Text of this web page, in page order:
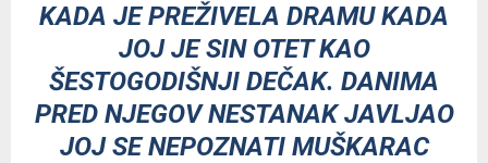
KADA JE PREŽIVELA DRAMU KADA
JOJ JE SIN OTET KAO
ŠESTOGODIŠNJI DEČAK. DANIMA
PRED NJEGOV NESTANAK JAVLJAO
JOJ SE NEPOZNATI MUŠKARAC